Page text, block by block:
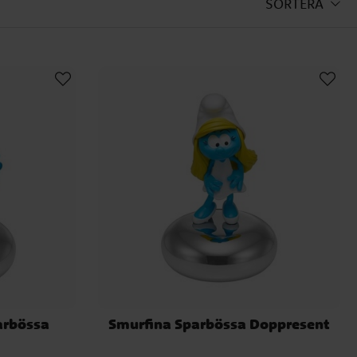
föräldrar använder
sätt.
speciella tillfällen och blir
del av barnrummet.
Smurfina Sparbössa Doppresent